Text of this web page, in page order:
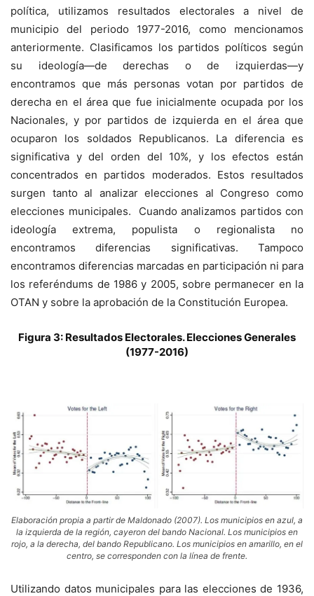
política, utilizamos resultados electorales a nivel de
municipio del periodo 1977-2016, como mencionamos
anteriormente. Clasificamos los partidos políticos según
su ideología—de derechas o de izquierdas—y
encontramos que más personas votan por partidos de
derecha en el área que fue inicialmente ocupada por los
Nacionales, y por partidos de izquierda en el área que
ocuparon los soldados Republicanos. La diferencia es
significativa y del orden del 10%, y los efectos están
concentrados en partidos moderados. Estos resultados
surgen tanto al analizar elecciones al Congreso como
elecciones municipales. Cuando analizamos partidos con
ideología extrema, populista o regionalista no
encontramos diferencias significativas. Tampoco
encontramos diferencias marcadas en participación ni para
los referéndums de 1986 y 2005, sobre permanecer en la
OTAN y sobre la aprobación de la Constitución Europea.
Figura 3: Resultados Electorales. Elecciones Generales
(1977-2016)
Elaboración propia a partir de Maldonado (2007). Los municipios en azul, a
la izquierda de la región, cayeron del bando Nacional. Los municipios en
rojo, a la derecha, del bando Republicano. Los municipios en amarillo, en el
centro, se corresponden con la línea de frente.
Utilizando datos municipales para las elecciones de 1936,